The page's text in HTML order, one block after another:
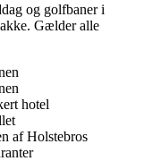
og golfbaner i
Gælder alle
hotel
af Holstebros